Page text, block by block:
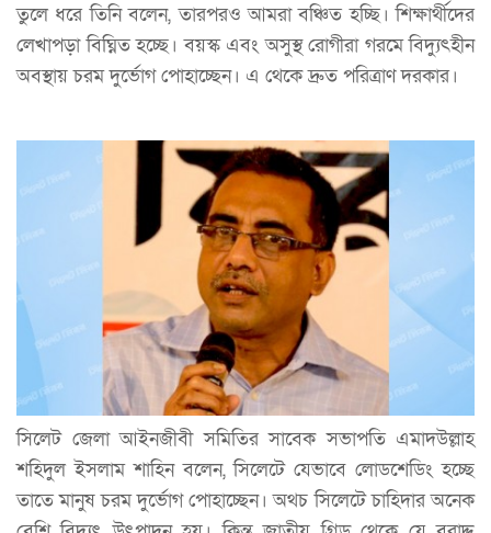
তুলে ধরে তিনি বলেন, তারপরও আমরা বঞ্চিত হচ্ছি। শিক্ষার্থীদের
লেখাপড়া বিঘ্নিত হচ্ছে। বয়স্ক এবং অসুস্থ রোগীরা গরমে বিদ্যুৎহীন
অবস্থায় চরম দুর্ভোগ পোহাচ্ছেন। এ থেকে দ্রুত পরিত্রাণ দরকার।
সিলেট জেলা আইনজীবী সমিতির সাবেক সভাপতি এমাদউল্লাহ
শহিদুল ইসলাম শাহিন বলেন, সিলেটে যেভাবে লোডশেডিং হচ্ছে
তাতে মানুষ চরম দুর্ভোগ পোহাচ্ছেন। অথচ সিলেটে চাহিদার অনেক